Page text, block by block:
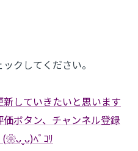
クしてください。
していきたいと思います
ボタン、チャンネル登録
ﾍﾟｺﾘ